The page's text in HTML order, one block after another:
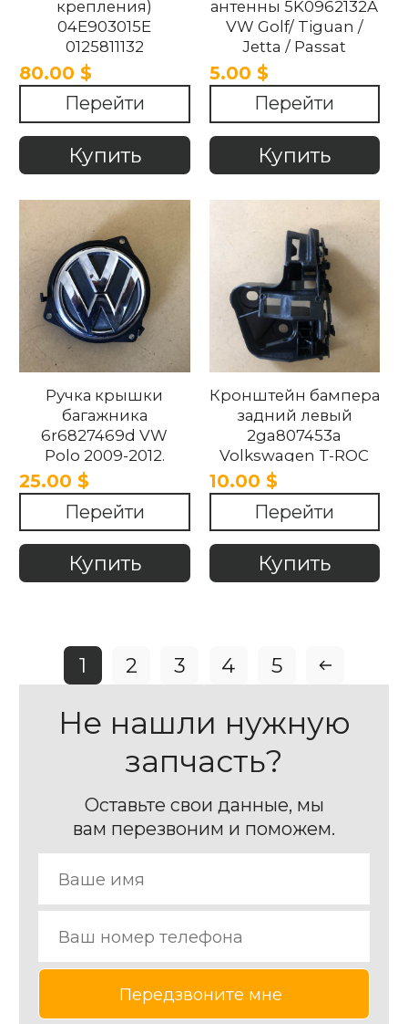
крепления)
04E903015E
0125811132
Volkswagen 2010-
2015
80.00 $
Перейти
Купить
антенны 5K0962132A
VW Golf/ Tiguan /
Jetta / Passat
5.00 $
Перейти
Купить
Ручка крышки
багажника
6r6827469d VW
Polo 2009-2012.
25.00 $
Перейти
Купить
Кронштейн бампера
задний левый
2ga807453a
Volkswagen T-ROC
2017-2022 .
10.00 $
Перейти
Купить
1 2 3 4 5
Не нашли нужную
запчасть?
Оставьте свои данные, мы
вам перезвоним и поможем.